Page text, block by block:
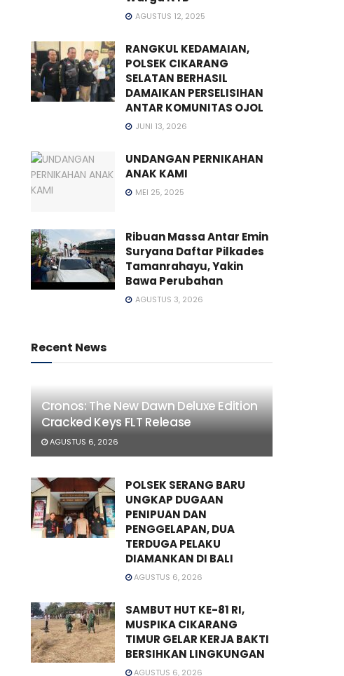
AGUSTUS 12, 2025
RANGKUL KEDAMAIAN,
POLSEK CIKARANG
SELATAN BERHASIL
DAMAIKAN PERSELISIHAN
ANTAR KOMUNITAS OJOL
JUNI 13, 2026
UNDANGAN PERNIKAHAN
ANAK KAMI
MEI 25, 2025
Ribuan Massa Antar Emin
Suryana Daftar Pilkades
Tamanrahayu, Yakin
Bawa Perubahan
AGUSTUS 3, 2026
Recent News
Cronos: The New Dawn Deluxe Edition
Cracked Keys FLT Release
AGUSTUS 6, 2026
POLSEK SERANG BARU
UNGKAP DUGAAN
PENIPUAN DAN
PENGGELAPAN, DUA
TERDUGA PELAKU
DIAMANKAN DI BALI
AGUSTUS 6, 2026
SAMBUT HUT KE-81 RI,
MUSPIKA CIKARANG
TIMUR GELAR KERJA BAKTI
BERSIHKAN LINGKUNGAN
AGUSTUS 6, 2026